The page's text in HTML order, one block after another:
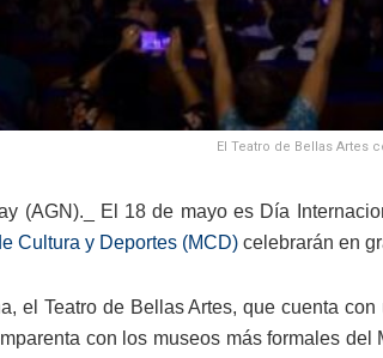
El Teatro de Bellas Artes
(AGN)._ El 18 de mayo es Día
Cultura y Deportes (MCD) celebrarán en
el Teatro de Bellas Artes, que cuenta
con los museos más formales